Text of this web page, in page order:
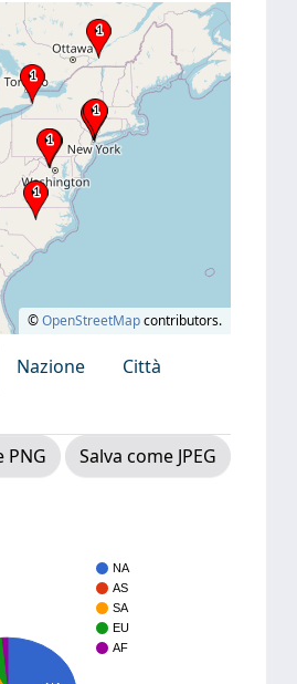
©OpenStreetMapcontributors.
Nazione
Città
PNG
Salva come JPEG
NA
AS
SA
EU
AF